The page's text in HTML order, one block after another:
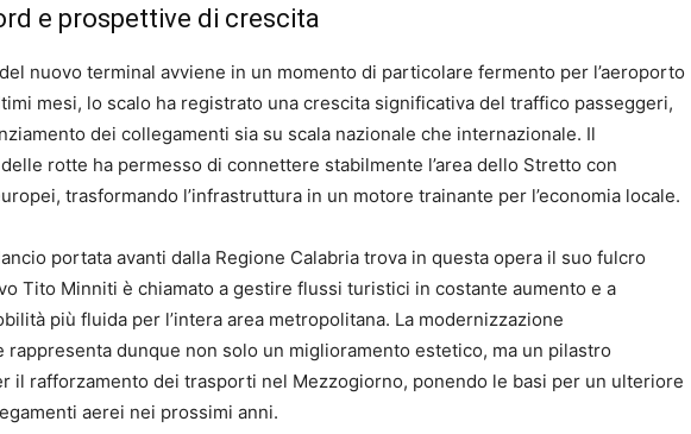
e prospettive di crescita
del nuovo terminal avviene in un momento di particolare fermento per l’aeroporto
mesi, lo scalo ha registrato una crescita significativa del traffico passeggeri,
dei collegamenti sia su scala nazionale che internazionale. Il
rotte ha permesso di connettere stabilmente l’area dello Stretto con
trasformando l’infrastruttura in un motore trainante per l’economia locale.
portata avanti dalla Regione Calabria trova in questa opera il suo fulcro
Tito Minniti è chiamato a gestire flussi turistici in costante aumento e a
più fluida per l’intera area metropolitana. La modernizzazione
rappresenta dunque non solo un miglioramento estetico, ma un pilastro
il rafforzamento dei trasporti nel Mezzogiorno, ponendo le basi per un ulteriore
aerei nei prossimi anni.